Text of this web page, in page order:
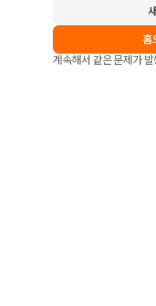
홈
계속해서 같은 문제가 발